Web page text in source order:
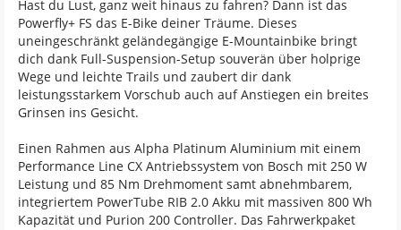
Hast du Lust, ganz weit hinaus zu fahren? Dann ist das
Powerfly+ FS das E-Bike deiner Träume. Dieses
uneingeschränkt geländegängige E-Mountainbike bringt
dich dank Full-Suspension-Setup souverän über holprige
Wege und leichte Trails und zaubert dir dank
leistungsstarkem Vorschub auch auf Anstiegen ein breites
Grinsen ins Gesicht.
Einen Rahmen aus Alpha Platinum Aluminium mit einem
Performance Line CX Antriebssystem von Bosch mit 250 W
Leistung und 85 Nm Drehmoment samt abnehmbarem,
integriertem PowerTube RIB 2.0 Akku mit massiven 800 Wh
Kapazität und Purion 200 Controller. Das Fahrwerkpaket